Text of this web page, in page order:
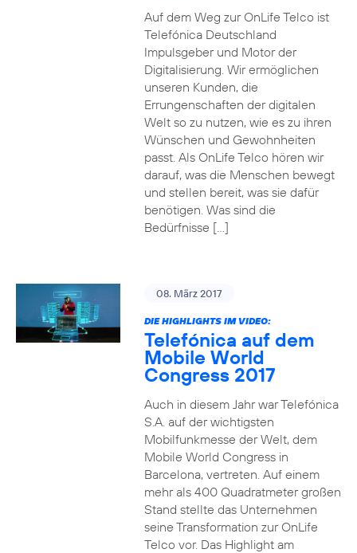
Auf dem Weg zur OnLife Telco ist
Telefónica Deutschland
Impulsgeber und Motor der
Digitalisierung. Wir ermöglichen
unseren Kunden, die
Errungenschaften der digitalen
Welt so zu nutzen, wie es zu ihren
Wünschen und Gewohnheiten
passt. Als OnLife Telco hören wir
darauf, was die Menschen bewegt
und stellen bereit, was sie dafür
benötigen. Was sind die
Bedürfnisse […]
08. März 2017
DIE HIGHLIGHTS IM VIDEO:
Telefónica auf dem
Mobile World
Congress 2017
Auch in diesem Jahr war Telefónica
S.A. auf der wichtigsten
Mobilfunkmesse der Welt, dem
Mobile World Congress in
Barcelona, vertreten. Auf einem
mehr als 400 Quadratmeter großen
Stand stellte das Unternehmen
seine Transformation zur OnLife
Telco vor. Das Highlight am